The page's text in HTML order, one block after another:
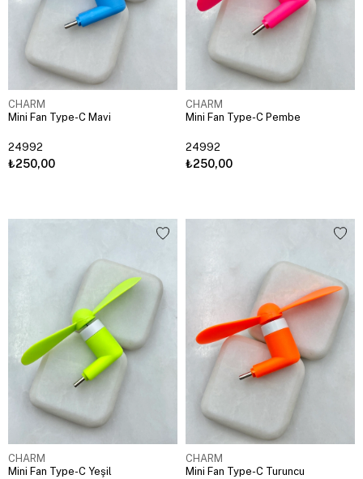
CHARM
Mini Fan Type-C Mavi
24992
₺250,00
CHARM
Mini Fan Type-C Pembe
24992
₺250,00
CHARM
Mini Fan Type-C Yeşil
CHARM
Mini Fan Type-C Turuncu